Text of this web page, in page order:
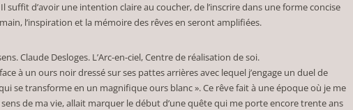
suffit d’avoir une intention claire au coucher, de l’inscrire dans une forme concise
l’inspiration et la mémoire des rêves en seront amplifiées.
Claude Desloges. L’Arc-en-ciel, Centre de réalisation de soi.
à un ours noir dressé sur ses pattes arrières avec lequel j’engage un duel de
se transforme en un magnifique ours blanc ». Ce rêve fait à une époque où je me
de ma vie, allait marquer le début d’une quête qui me porte encore trente ans